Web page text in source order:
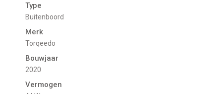
Type
Buitenboord
Merk
Torqeedo
Bouwjaar
2020
Vermogen